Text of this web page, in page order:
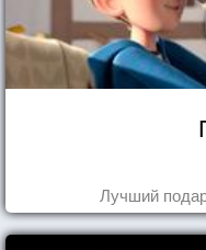
Лучший